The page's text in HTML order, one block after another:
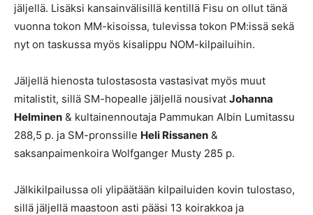
jäljellä. Lisäksi kansainvälisillä kentillä Fisu on ollut tänä
vuonna tokon MM-kisoissa, tulevissa tokon PM:issä sekä
nyt on taskussa myös kisalippu NOM-kilpailuihin.
Jäljellä hienosta tulostasosta vastasivat myös muut
mitalistit, sillä SM-hopealle jäljellä nousivat Johanna
Helminen & kultainennoutaja Pammukan Albin Lumitassu
288,5 p. ja SM-pronssille Heli Rissanen &
saksanpaimenkoira Wolfganger Musty 285 p.
Jälkikilpailussa oli ylipäätään kilpailuiden kovin tulostaso,
sillä jäljellä maastoon asti pääsi 13 koirakkoa ja